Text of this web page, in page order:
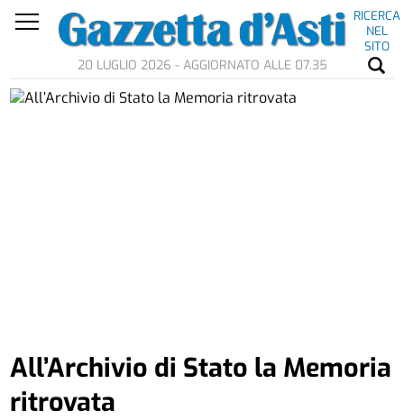
RICERCA
NEL
SITO
20 LUGLIO 2026 - AGGIORNATO ALLE 07.35
All’Archivio di Stato la Memoria
ritrovata